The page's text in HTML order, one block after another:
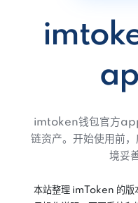
imtoken钱包官方
链资产。开始使用前
境妥
本站整理 imToken 的版